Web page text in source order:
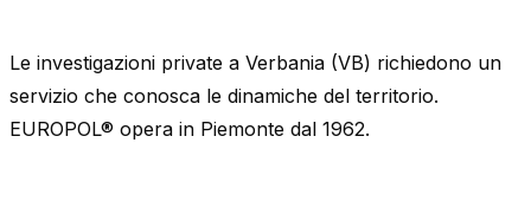
Le investigazioni private a Verbania (VB) richiedono un
servizio che conosca le dinamiche del territorio.
EUROPOL® opera in Piemonte dal 1962.